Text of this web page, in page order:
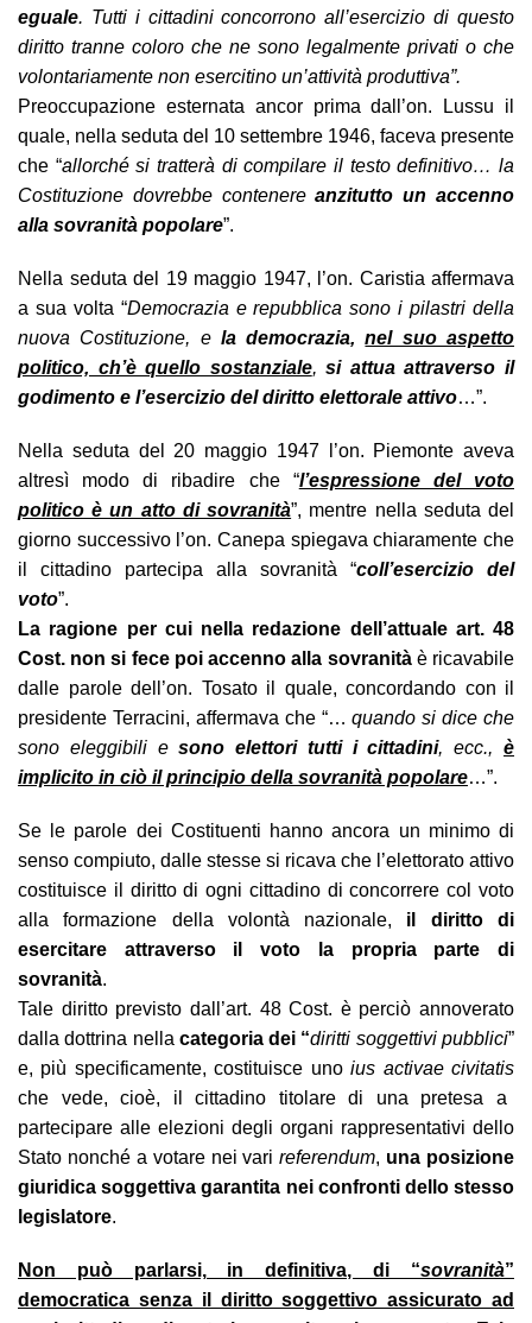
eguale. Tutti i cittadini concorrono all’esercizio di questo
diritto tranne coloro che ne sono legalmente privati o che
volontariamente non esercitino un’attività produttiva”.
Preoccupazione esternata ancor prima dall’on. Lussu il
quale, nella seduta del 10 settembre 1946, faceva presente
che “allorché si tratterà di compilare il testo definitivo… la
Costituzione dovrebbe contenereanzitutto un accenno
alla sovranità popolare”.
Nella seduta del 19 maggio 1947, l’on. Caristia affermava
a sua volta “Democrazia e repubblica sono i pilastri della
nuova Costituzione, e la democrazia,nel suo aspetto
politico, ch’è quello sostanziale,si attua attraverso il
godimento e l’esercizio del diritto elettorale attivo…”.
Nella seduta del 20 maggio 1947 l’on. Piemonte aveva
altresì modo di ribadire che “l’espressione del voto
politico è un atto di sovranità”, mentre nella seduta del
giorno successivo l’on. Canepa spiegava chiaramente che
il cittadino partecipa alla sovranità “coll’esercizio del
voto”.
La ragione per cui nella redazione dell’attuale art. 48
Cost. non si fece poi accenno alla sovranità è ricavabile
dalle parole dell’on. Tosato il quale, concordando con il
presidente Terracini, affermava che “…quando si dice che
sono eleggibili esono elettori tutti i cittadini, ecc.,è
implicito in ciò il principio della sovranità popolare…”.
Se le parole dei Costituenti hanno ancora un minimo di
senso compiuto, dalle stesse si ricava che l’elettorato attivo
costituisce il diritto di ogni cittadino di concorrere col voto
alla formazione della volontà nazionale, il diritto di
esercitare attraverso il voto la propria parte di
sovranità.
Tale diritto previsto dall’art. 48 Cost. è perciò annoverato
dalla dottrina nella categoria dei “diritti soggettivi pubblici”
e, più specificamente, costituisce unoius activae civitatis
che vede, cioè, il cittadino titolare di una pretesa a
partecipare alle elezioni degli organi rappresentativi dello
Stato nonché a votare nei varireferendum, una posizione
giuridica soggettiva garantita nei confronti dello stesso
legislatore.
Non può parlarsi, in definitiva, di “sovranità”
democratica senza il diritto soggettivo assicurato ad